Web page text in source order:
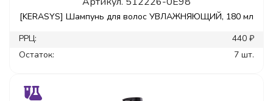
[KERASYS] Шампунь для волос УВЛАЖНЯЮЩИЙ, 180 мл
РРЦ:
440 ₽
Остаток:
7 шт.